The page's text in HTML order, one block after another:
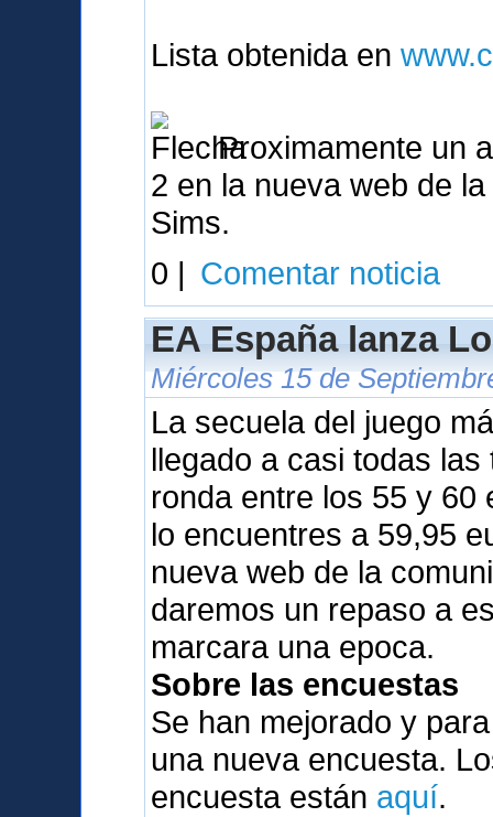
Lista obtenida en
Proximamente un
2 en la nueva web de
Sims.
0 | Comentar noticia
EA España lanza
Miércoles 15 de
La secuela del juego
llegado a casi todas
ronda entre los 55 y 60
lo encuentres a 59,95
nueva web de la
daremos un repaso a
marcara una epoca.
Sobre las encuestas
Se han mejorado y
una nueva encuesta.
encuesta están aquí.